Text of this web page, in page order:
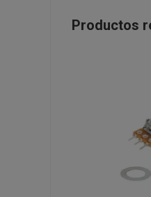
Productos